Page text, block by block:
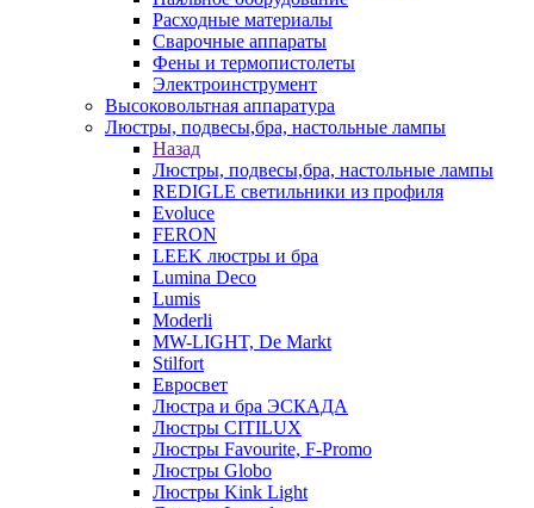
Расходные материалы
Сварочные аппараты
Фены и термопистолеты
Электроинструмент
Высоковольтная аппаратура
Люстры, подвесы,бра, настольные лампы
Назад
Люстры, подвесы,бра, настольные лампы
REDIGLE светильники из профиля
Evoluce
FERON
LEEK люстры и бра
Lumina Deco
Lumis
Moderli
MW-LIGHT, De Markt
Stilfort
Евросвет
Люстра и бра ЭСКАДА
Люстры CITILUX
Люстры Favourite, F-Promo
Люстры Globo
Люстры Kink Light